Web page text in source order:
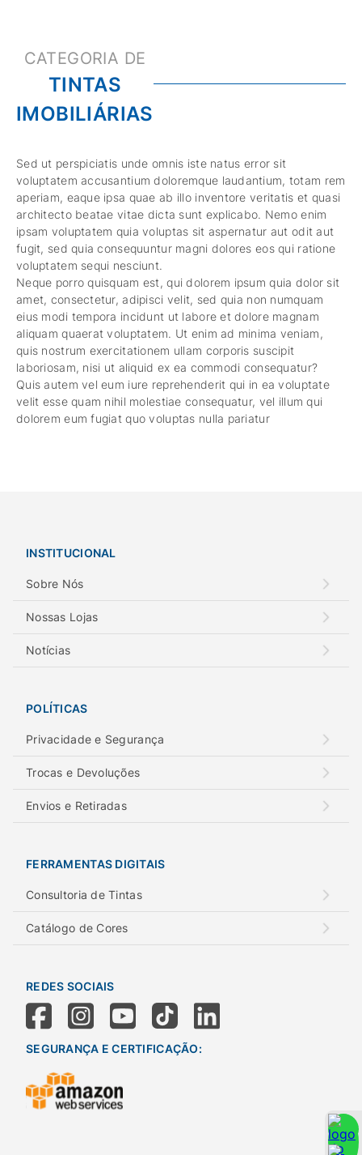
TINTAS
IMOBILIÁRIAS
Sed ut perspiciatis unde omnis iste natus error sit
voluptatem accusantium doloremque laudantium, totam rem
aperiam, eaque ipsa quae ab illo inventore veritatis et quasi
architecto beatae vitae dicta sunt explicabo. Nemo enim
ipsam voluptatem quia voluptas sit aspernatur aut odit aut
fugit, sed quia consequuntur magni dolores eos qui ratione
voluptatem sequi nesciunt.
Neque porro quisquam est, qui dolorem ipsum quia dolor sit
amet, consectetur, adipisci velit, sed quia non numquam
eius modi tempora incidunt ut labore et dolore magnam
aliquam quaerat voluptatem. Ut enim ad minima veniam,
quis nostrum exercitationem ullam corporis suscipit
laboriosam, nisi ut aliquid ex ea commodi consequatur?
Quis autem vel eum iure reprehenderit qui in ea voluptate
velit esse quam nihil molestiae consequatur, vel illum qui
dolorem eum fugiat quo voluptas nulla pariatur
INSTITUCIONAL
Sobre Nós
Nossas Lojas
Notícias
POLÍTICAS
Privacidade e Segurança
Trocas e Devoluções
Envios e Retiradas
FERRAMENTAS DIGITAIS
Consultoria de Tintas
Catálogo de Cores
REDES SOCIAIS
SEGURANÇA E CERTIFICAÇÃO: